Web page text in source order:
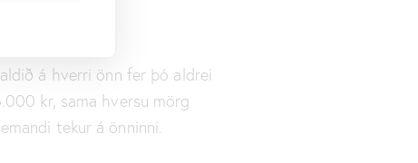
á hverri önn fer þó aldrei
kr, sama hversu mörg
tekur á önninni.